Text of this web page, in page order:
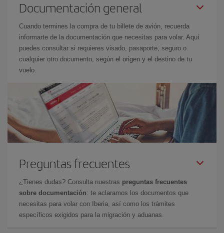
Documentación general
Cuando termines la compra de tu billete de avión, recuerda
informarte de la documentación que necesitas para volar. Aquí
puedes consultar si requieres visado, pasaporte, seguro o
cualquier otro documento, según el origen y el destino de tu
vuelo.
Preguntas frecuentes
¿Tienes dudas? Consulta nuestras preguntas frecuentes
sobre documentación: te aclaramos los documentos que
necesitas para volar con Iberia, así como los trámites
específicos exigidos para la migración y aduanas.